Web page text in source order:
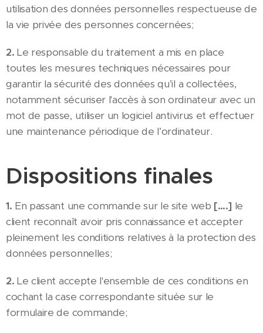
utilisation des données personnelles respectueuse de
la vie privée des personnes concernées;
2. Le responsable du traitement a mis en place
toutes les mesures techniques nécessaires pour
garantir la sécurité des données qu’il a collectées,
notamment sécuriser l'accès à son ordinateur avec un
mot de passe, utiliser un logiciel antivirus et effectuer
une maintenance périodique de l’ordinateur.
Dispositions finales
1. En passant une commande sur le site web [….] le
client reconnaît avoir pris connaissance et accepter
pleinement les conditions relatives à la protection des
données personnelles;
2. Le client accepte l'ensemble de ces conditions en
cochant la case correspondante située sur le
formulaire de commande;